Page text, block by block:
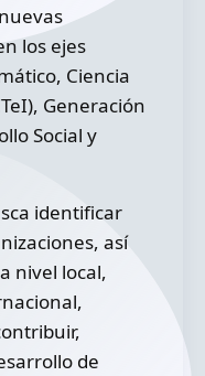
los ejes
Ciencia
Generación
Social y
identificar
así
nivel local,
de